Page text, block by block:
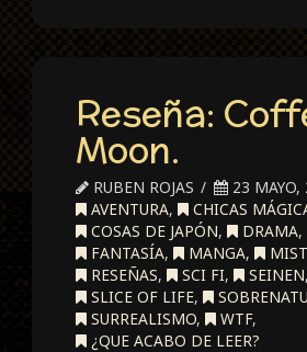
Reseña:
Moon.
RUBEN ROJAS
23 MAYO,
AVENTURA, CHICAS
COSAS DE JAPÓN, DRAMA,
FANTASÍA, MANGA,
RESEÑAS, SCI FI, SEINEN,
SLICE OF LIFE,
SURREALISMO, WTF,
¿QUE ACABO DE LEER?